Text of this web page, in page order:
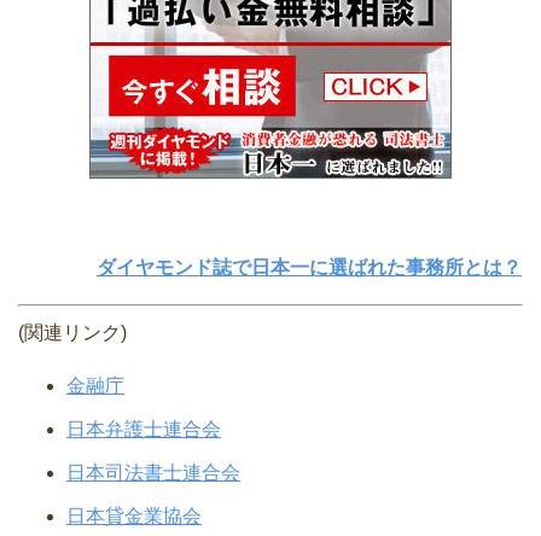
ダイヤモンド誌で日本一に選ばれた事務所とは？
(関連リンク)
金融庁
日本弁護士連合会
日本司法書士連合会
日本貸金業協会